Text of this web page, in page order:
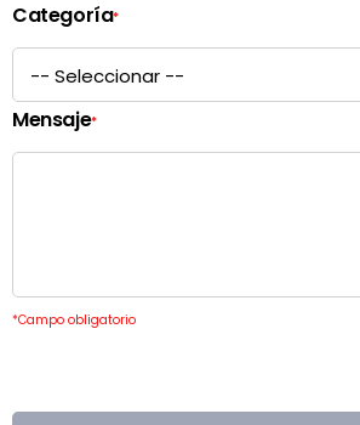
Categoría*
Mensaje*
*Campo obligatorio